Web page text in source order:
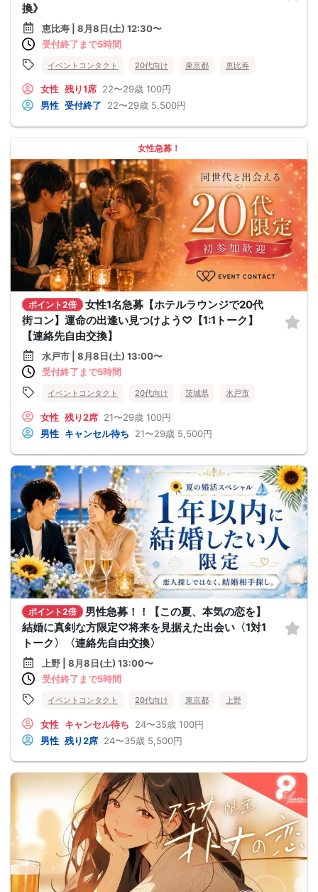
換》
恵比寿 | 8月8日(土) 12:30〜
受付終了まで5時間
イベントコンタクト 20代向け 東京都 恵比寿
女性 残り1席 22〜29歳 100円
男性 受付終了 22〜29歳 5,500円
女性急募！
ポイント2倍
女性1名急募【ホテルラウンジで20代
街コン】運命の出逢い見つけよう♡【1:1トーク】
【連絡先自由交換】
水戸市 | 8月8日(土) 13:00〜
受付終了まで5時間
イベントコンタクト 20代向け 茨城県 水戸市
女性 残り2席 21〜29歳 100円
男性 キャンセル待ち 21〜29歳 5,500円
ポイント2倍
男性急募！！【この夏、本気の恋を】
結婚に真剣な方限定♡将来を見据えた出会い〈1対1
トーク〉〈連絡先自由交換〉
上野 | 8月8日(土) 13:00〜
受付終了まで5時間
イベントコンタクト 20代向け 東京都 上野
女性 キャンセル待ち 24〜35歳 100円
男性 残り2席 24〜35歳 5,500円